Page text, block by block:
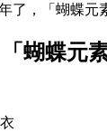
了，「蝴蝶元
蝴蝶元